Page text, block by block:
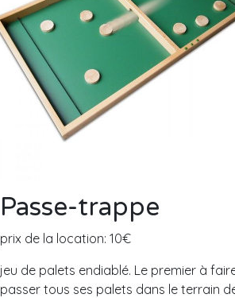
Passe-trappe
prix de la location: 10€
jeu de palets endiablé. Le premier à
passer tous ses palets dans le terrain